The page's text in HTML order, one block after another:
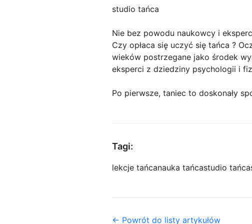
studio tańca
Nie bez powodu naukowcy i
Czy opłaca się uczyć się tańca ?
wieków postrzegane jako środek
eksperci z dziedziny psychologii i
Po pierwsze, taniec to doskonały
Tagi:
lekcje tańcanauka tańcastudio tańca
← Powrót do listy artykułów